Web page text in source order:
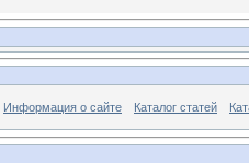
Информация о сайте Каталог статей